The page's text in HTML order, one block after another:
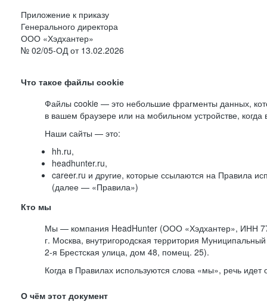
Приложение к приказу
Генерального директора
ООО «Хэдхантер»
№ 02/05-ОД от 13.02.2026
Что такое файлы cookie
Файлы cookie — это небольшие фрагменты данных,
в вашем браузере или на мобильном устройстве,
Наши сайты — это:
hh.ru,
headhunter.ru,
career.ru и другие, которые ссылаются на Правила
(далее — «Правила»)
Кто мы
Мы — компания HeadHunter (ООО «Хэдхантер», ИНН
г. Москва, внутригородская территория Муниципальный
2-я Брестская улица, дом 48, помещ. 25).
Когда в Правилах используются слова «мы», речь
О чём этот документ